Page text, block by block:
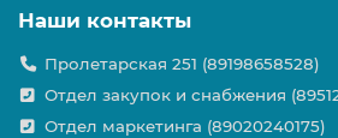
Наши контакты
Пролетарская 251 (89198658528)
Отдел закупок и снабжения
Отдел маркетинга (89020240175)